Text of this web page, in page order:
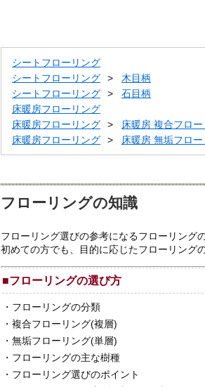
シートフローリング
シートフローリング
木目柄
シートフローリング
石目柄
床暖房フローリング
床暖房フローリング
床暖房 複合フロ
床暖房フローリング
床暖房 無垢フロ
フローリングの知識
フローリング選びの参考になるフローリング
初めての方でも、目的に応じたフローリング
■フローリングの選び方
・ フローリングの分類
・ 複合フローリング(複層)
・ 無垢フローリング(単層)
・ フローリングの主な樹種
・ フローリング選びのポイント